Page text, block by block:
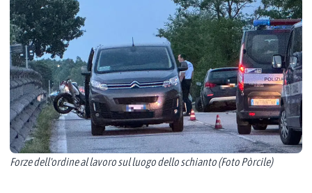
Forze dell'ordine al lavoro sul luogo dello schianto (Foto Pòrcile)